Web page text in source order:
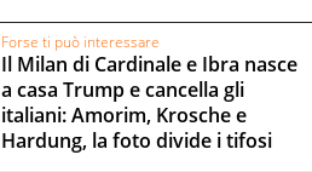
Forse ti può interessare
Il Milan di Cardinale e Ibra nasce
a casa Trump e cancella gli
italiani: Amorim, Krosche e
Hardung, la foto divide i tifosi